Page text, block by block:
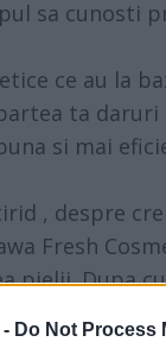
- Do Not Process
sa cunosti
ce au la
ta
si mai
, despre
Fresh
pielii. Dupa
sunt
se spunea